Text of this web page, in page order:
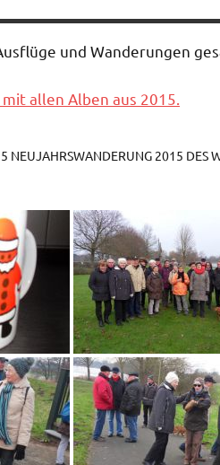
und Wanderungen
allen Alben aus 2015.
NEUJAHRSWANDERUNG 2015 DES